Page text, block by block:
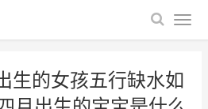
生的女孩五行缺水如